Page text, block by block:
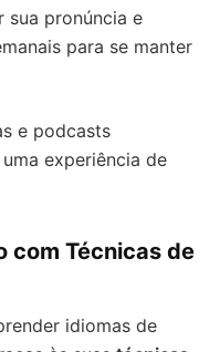
sua pronúncia e
para se manter
e podcasts
experiência de
com Técnicas de
idiomas de